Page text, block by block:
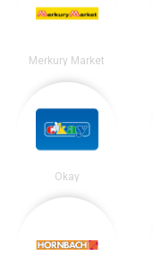
Merkury Market
Okay